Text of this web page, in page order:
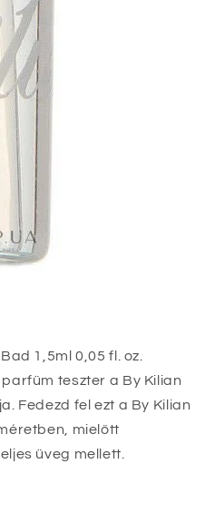
1,5ml 0,05 fl. oz.
teszter a By Kilian
Fedezd fel ezt a By Kilian
mielőtt
üveg mellett.